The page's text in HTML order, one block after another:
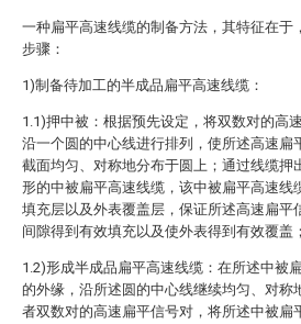
一种扁平高速线缆的制备方法，其特征在于
步骤：
1)制备待加工的半成品扁平高速线缆：
1.1)押中被：根据预先设定，将双数对的高
沿一个圆的中心线进行排列，使所述高速扁
截面均匀、对称地分布于圆上；通过线缆押
形的中被扁平高速线缆，该中被扁平高速线
填充层以及外表覆盖层，保证所述高速扁平
间隙得到有效填充以及使外表得到有效覆盖；
1.2)形成半成品扁平高速线缆：在所述中被
的外缘，沿所述圆的中心线继续均匀、对称
者双数对的高速扁平信号对，将所述中被扁